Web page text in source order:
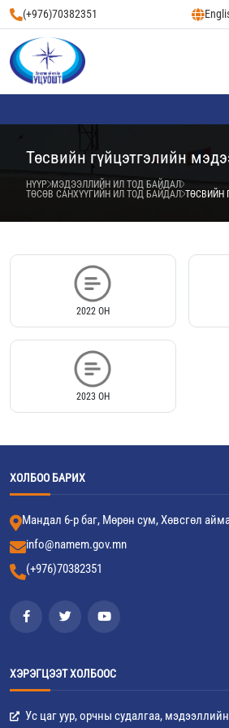
(+976)70382351
Төсвийн гүйцэтгэлийн
НҮҮР МЭДЭЭЛЛИЙН ИЛ ТОД БАЙДАЛ
ТӨСӨВ САНХҮҮГИЙН ИЛ ТОД БАЙДАЛ ТӨСВИЙН
2022 ОН
2023 ОН
ХОЛБОО БАРИХ
Мандал 6-р баг, Мөрөн сум, Хөвсгөл
info@namem.gov.mn
(+976)70382351
ХЭРЭГЦЭЭТ ХОЛБООС
Ус цаг уур, орчны судалгаа,